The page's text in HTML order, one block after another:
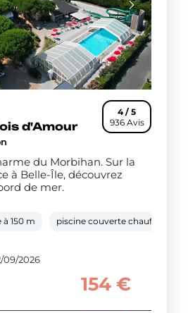
4 / 5
936 Avis
d'Amour
du Morbihan. Sur la
à Belle-Île, découvrez
de mer.
à 150 m piscine couverte chauffée
09/2026
154 €